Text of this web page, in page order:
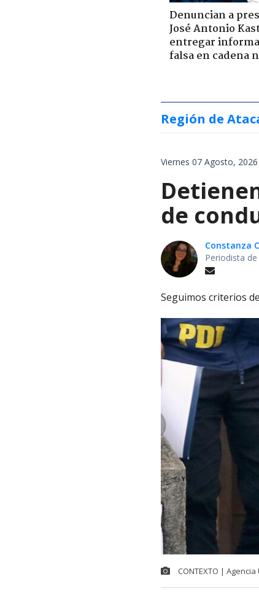
Denuncian a
José Antonio
entregar
falsa en cadena
Región de
Viernes 07 Agosto,
de
Constanza
Periodista
Seguimos criterios de
CONTEXTO | Agencia